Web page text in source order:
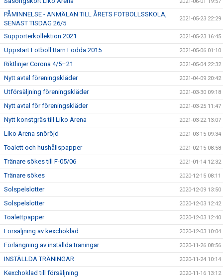
PÅMINNELSE - ANMÄLAN TILL ÅRETS FOTBOLLSSKOLA,
SENAST TISDAG 26/5
2021-05-23 22:29
Supporterkollektion 2021 2021-05-23 16:45
Uppstart Fotboll Barn Födda 2015 2021-05-06 01:10
Riktlinjer Corona 4/5–21 2021-05-04 22:32
Nytt avtal föreningskläder 2021-04-09 20:42
Utförsäljning föreningskläder 2021-03-30 09:18
Nytt avtal för föreningskläder 2021-03-25 11:47
Nytt konstgräs till Liko Arena 2021-03-22 13:07
Liko Arena snöröjd 2021-03-15 09:34
Toalett och hushållspapper 2021-02-15 08:58
Tränare sökes till F-05/06 2021-01-14 12:32
Tränare sökes 2020-12-15 08:11
Solspelslotter 2020-12-09 13:50
Solspelslotter 2020-12-03 12:42
Toalettpapper 2020-12-03 12:40
Försäljning av kexchoklad 2020-12-03 10:04
Förlängning av inställda träningar 2020-11-26 08:56
INSTÄLLDA TRÄNINGAR 2020-11-24 10:14
Kexchoklad till försäljning 2020-11-16 13:12